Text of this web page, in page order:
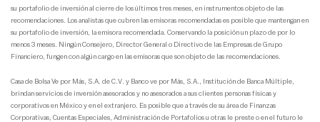
su portafolio de inversión al cierre de los últimos tres meses, en instrumentos objeto de las
recomendaciones. Los analistas que cubren las emisoras recomendadas es posible que mantengan en
su portafolio de inversión, la emisora recomendada. Conservando la posición un plazo de por lo
menos 3 meses. Ningún Consejero, Director General o Directivo de las Empresas de Grupo
Financiero, fungen con algún cargo en las emisoras que son objeto de las recomendaciones.
Casa de Bolsa Ve por Más, S.A. de C.V. y Banco ve por Más, S.A., Institución de Banca Múltiple,
brindan servicios de inversión asesorados y no asesorados a sus clientes personas físicas y
corporativos en México y en el extranjero. Es posible que a través de su área de Finanzas
Corporativas, Cuentas Especiales, Administración de Portafolios u otras le preste o en el futuro le